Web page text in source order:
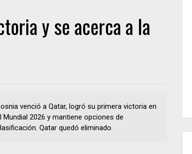
y se acerca a la
venció a Qatar, logró su primera victoria en
Mundial 2026 y mantiene opciones de
Qatar quedó eliminado.